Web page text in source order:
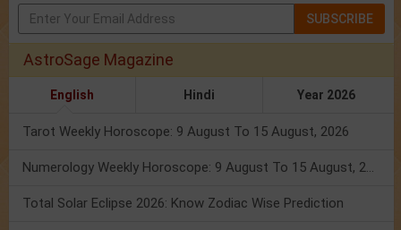
SUBSCRIBE
AstroSage Magazine
English Hindi Year 2026
Tarot Weekly Horoscope: 9 August To 15 August, 2026
Numerology Weekly Horoscope: 9 August To 15 August, 2026
Total Solar Eclipse 2026: Know Zodiac Wise Prediction